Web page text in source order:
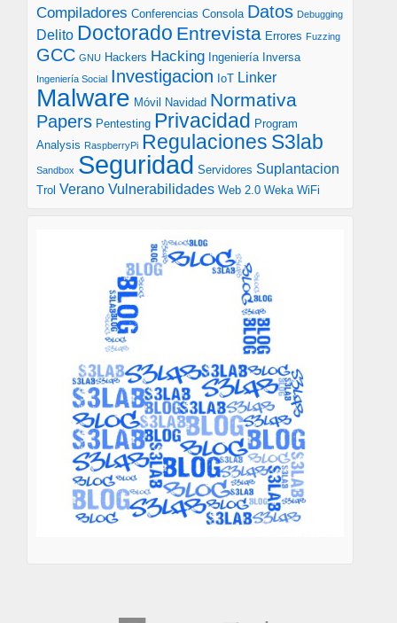
Compiladores Conferencias Consola Datos Debugging
Delito Doctorado Entrevista Errores Fuzzing
GCC GNU Hackers Hacking Ingeniería Inversa
Ingeniería Social Investigacion IoT Linker
Malware Móvil Navidad Normativa
Papers Pentesting Privacidad Program
Analysis RaspberryPi Regulaciones S3lab
Sandbox Seguridad Servidores Suplantacion
Trol Verano Vulnerabilidades Web 2.0 Weka WiFi